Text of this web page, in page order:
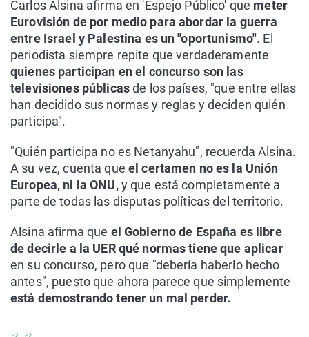
Carlos Alsina afirma en 'Espejo Público' que meter
Eurovisión de por medio para abordar la guerra
entre Israel y Palestina es un "oportunismo". El
periodista siempre repite que verdaderamente
quienes participan en el concurso son las
televisiones públicasde los países, "que entre ellas
han decidido sus normas y reglas y deciden quién
participa".
"Quién participa no es Netanyahu", recuerda Alsina.
A su vez, cuenta que el certamen no es la Unión
Europea, ni la ONU,y que está completamente a
parte de todas las disputas políticas del territorio.
Alsina afirma que el Gobierno de España es libre
de decirle a la UER qué normas tiene que aplicar
en su concurso, pero que "debería haberlo hecho
antes", puesto que ahora parece que simplemente
está demostrando tener un mal perder.